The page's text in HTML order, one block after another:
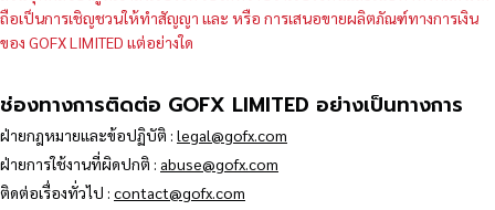
ถือเป็นการเชิญชวนให้ทำสัญญา และ หรือ การเสนอขายผลิตภัณฑ์ทางการเงิน
ของ GOFX LIMITED แต่อย่างใด
ช่องทางการติดต่อ GOFX LIMITED อย่างเป็นทางการ
ฝ่ายกฎหมายและข้อปฏิบัติ : legal@gofx.com
ฝ่ายการใช้งานที่ผิดปกติ : abuse@gofx.com
ติดต่อเรื่องทั่วไป : contact@gofx.com